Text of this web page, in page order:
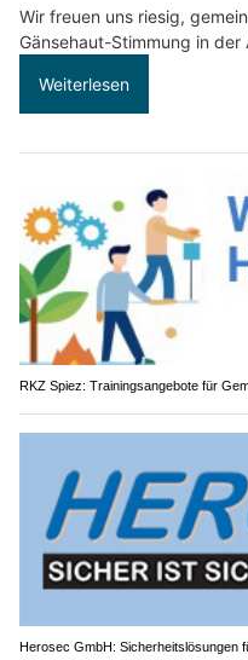
Wir freuen uns riesig,
Gänsehaut-Stimmung in
Weiterlesen
RKZ Spiez: Trainingsangebote für
Herosec GmbH: Sicherheitslösungen